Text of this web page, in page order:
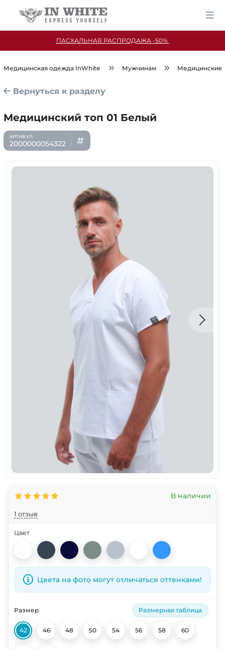
ПАСХАЛЬНАЯ РАСПРОДАЖА -50%
Медицинская одежда InWhite Мужчинам Медицинские
Вернуться к разделу
Медицинский топ 01 Белый
2000000054322
1 отзыв
В наличии
Цвет
Цвета на фото могут отличаться оттенками!
Размер Размерная таблица
42 46 48 50 54 56 58 60